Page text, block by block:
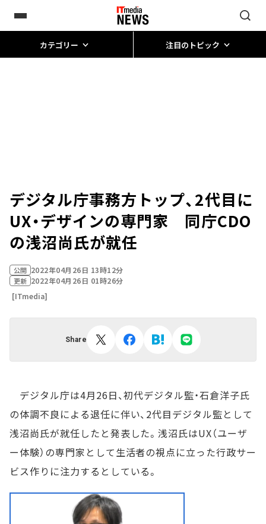
カテゴリー 注目のトピック
デジタル庁事務方トップ、2代目に
UX・デザインの専門家 同庁CDO
の浅沼尚氏が就任
公開 2022年04月26日 13時12分
更新 2022年04月26日 01時26分
[ITmedia]
Share
デジタル庁は4月26日、初代デジタル監・石倉洋子氏
の体調不良による退任に伴い、2代目デジタル監として
浅沼尚氏が就任したと発表した。浅沼氏はUX（ユーザ
ー体験）の専門家として生活者の視点に立った行政サー
ビス作りに注力するとしている。